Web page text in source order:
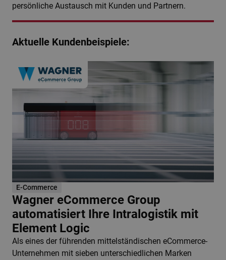
persönliche Austausch mit Kunden und Partnern.
Aktuelle Kundenbeispiele:
E-Commerce
Wagner eCommerce Group
automatisiert Ihre Intralogistik mit
Element Logic
Als eines der führenden mittelständischen eCommerce-
Unternehmen mit sieben unterschiedlichen Marken